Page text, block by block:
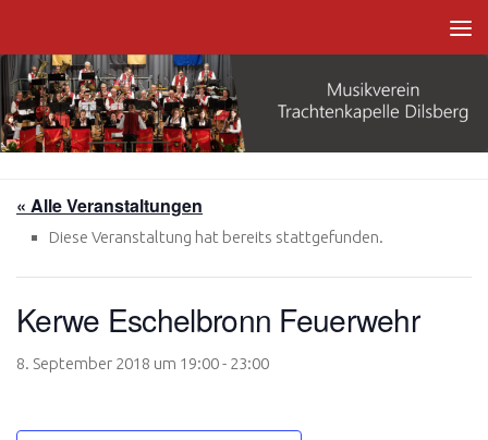
« Alle Veranstaltungen
Diese Veranstaltung hat bereits stattgefunden.
Kerwe Eschelbronn Feuerwehr
8. September 2018 um 19:00- 23:00